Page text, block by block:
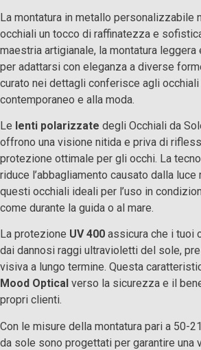
La montatura in metallo personalizzabile
occhiali un tocco di raffinatezza e
maestria artigianale, la montatura
per adattarsi con eleganza a diverse
curato nei dettagli conferisce agli
contemporaneo e alla moda.
Le lenti polarizzate degli Occhiali da
offrono una visione nitida e priva di
protezione ottimale per gli occhi. La
riduce l’abbagliamento causato dalla
questi occhiali ideali per l’uso in
come durante la guida o al mare.
La protezione UV 400 assicura che i tuoi
dai dannosi raggi ultravioletti del sole,
visiva a lungo termine. Questa
Mood Optical verso la sicurezza e il
propri clienti.
Con le misure della montatura pari a 50-
da sole sono progettati per garantire una